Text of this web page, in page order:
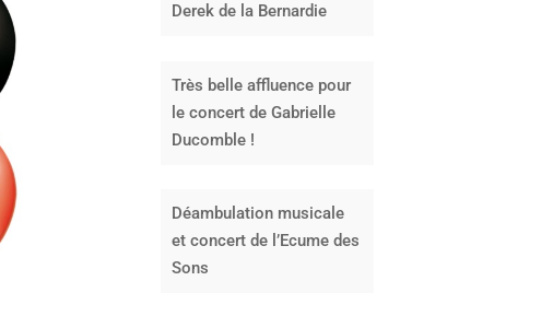
Derek de la Bernardie
Très belle affluence pour
le concert de Gabrielle
Ducomble !
Déambulation musicale
et concert de l’Ecume des
Sons